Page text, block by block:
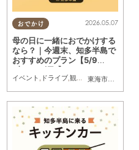
知多市,東浦町 ,阿久比町,半田市,常滑市
イベント,まとめ記事
おでかけ
東海市
,常滑市
2026.05.07
母の日に一緒におでかけする
なら？｜今週末、知多半島で
おすすめのプラン【5/9
(土)・10(日)】
イベント , ドライブ,観光 自然,まちネタ